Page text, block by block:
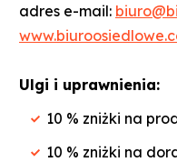
adres e-mail:
Ulgi i uprawnienia:
10 % zniżki na
10 % zniżki na